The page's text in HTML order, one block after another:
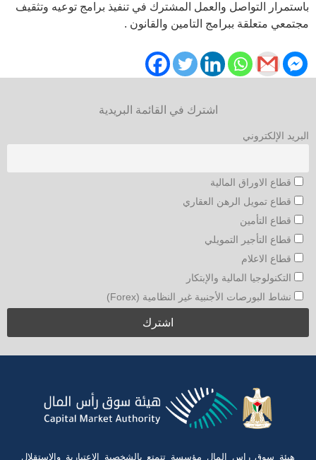
باستمرار التواصل والعمل المشترك في تنفيذ برامج توعيه وتثقيف
مجتمعي متعلقة ببرامج التامين والقانون .
اشترك في القائمة البريدية
البريد الإلكتروني
قطاع الاوراق المالية
قطاع تمويل الرهن العقاري
قطاع التأمين
قطاع التأجير التمويلي
قطاع الاعلام
التكنولوجيا المالية والإبتكار
نشاط البورصات الأجنبية غير النظامية (Forex)
هيئة سوق راس المال مؤسسة تتمتع بالشخصية الاعتبارية والاستقلال